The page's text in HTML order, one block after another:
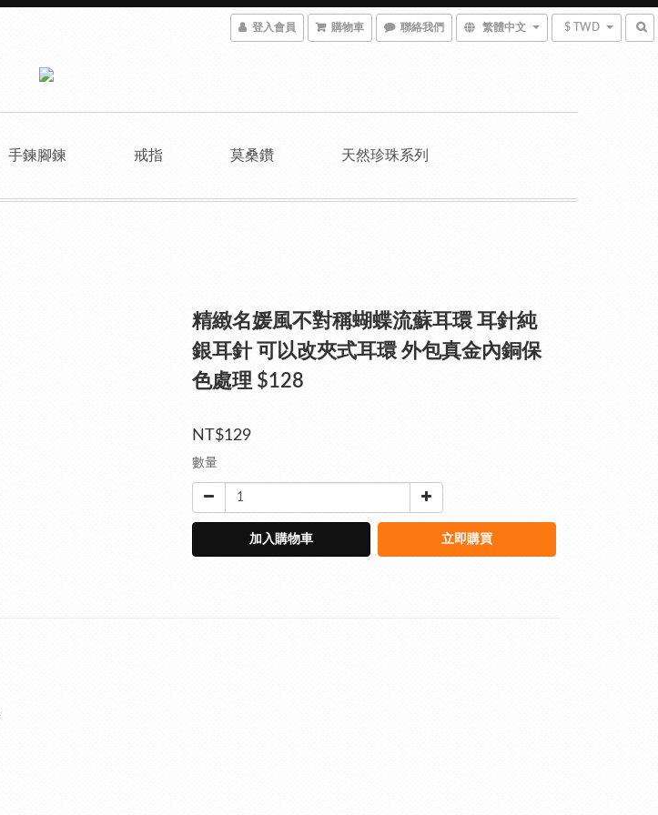
登入會員 購物車 聯絡我們 繁體中文 $ TWD
手鍊腳鍊 戒指 莫桑鑽 天然珍珠系列
精緻名媛風不對稱蝴蝶流蘇耳環 耳針純
銀耳針 可以改夾式耳環 外包真金內銅保
色處理 $128
NT$129
數量
加入購物車 立即購買